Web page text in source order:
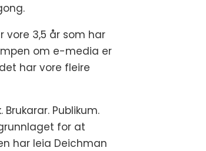
vore 3,5 år som har
om e-media er
har vore fleire
Publikum.
for at
har leia Deichman